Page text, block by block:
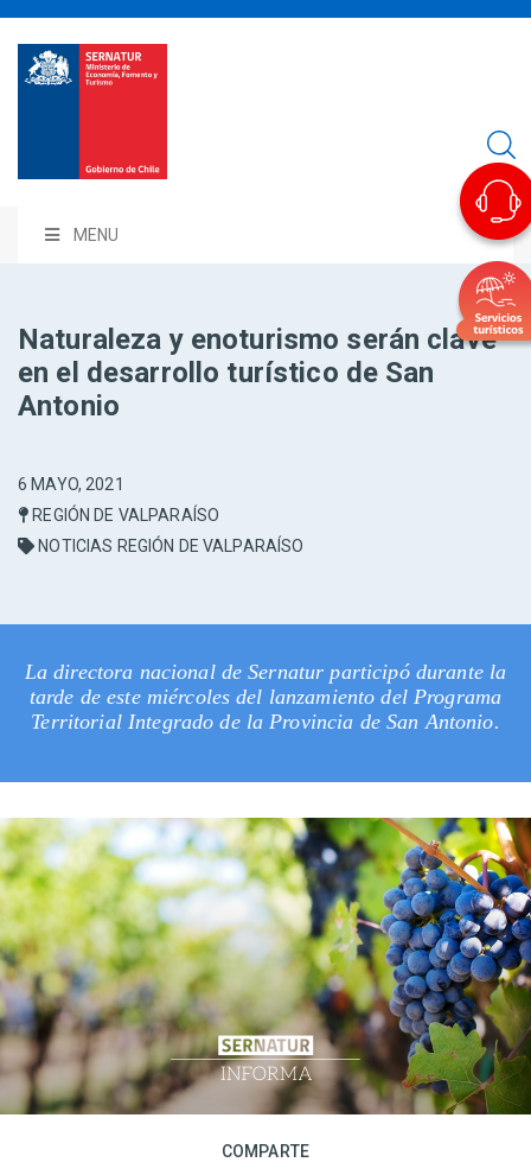
MENU
Naturaleza y enoturismo serán clave
en el desarrollo turístico de San
Antonio
6 MAYO, 2021
REGIÓN DE VALPARAÍSO
NOTICIAS REGIÓN DE VALPARAÍSO
La directora nacional de Sernatur participó durante la
tarde de este miércoles del lanzamiento del Programa
Territorial Integrado de la Provincia de San Antonio.
COMPARTE